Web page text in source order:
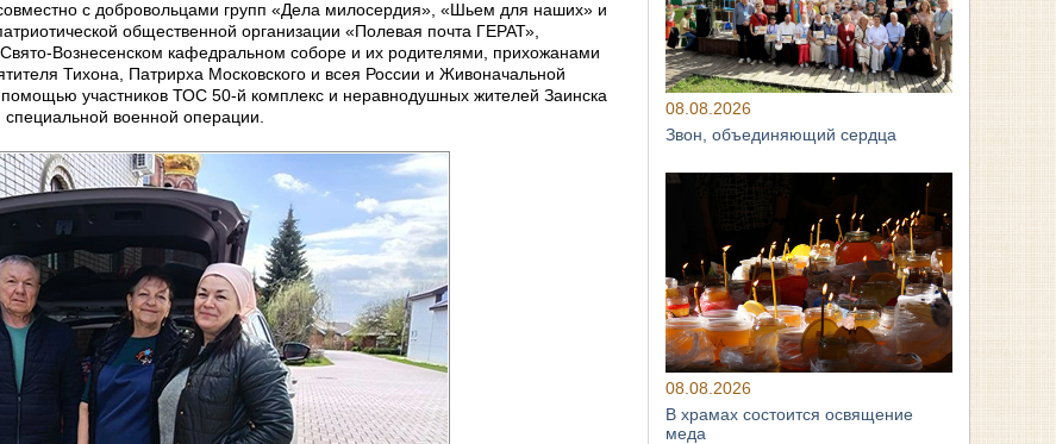
с добровольцами групп «Дела милосердия», «Шьем для наших» и
общественной организации «Полевая почта ГЕРАТ»,
Вознесенском кафедральном соборе и их родителями, прихожанами
Тихона, Патрирха Московского и всея России и Живоначальной
участников ТОС 50-й комплекс и неравнодушных жителей Заинска
военной операции.
08.08.2026
Звон, объединяющий сердца
08.08.2026
В храмах состоится освящение
меда